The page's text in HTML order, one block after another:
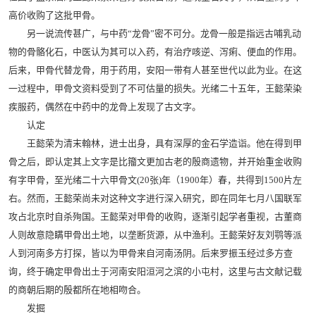
高价收购了这批甲骨。
另一说流传甚广，与中药“龙骨”密不可分。龙骨一般是指远古哺乳动
物的骨骼化石，中医认为其可以入药，有治疗咳逆、泻痢、便血的作用。
后来，甲骨代替龙骨，用于药用，安阳一带有人甚至世代以此为业。在这
一过程中，甲骨文资料受到了不可估量的损失。光绪二十五年，王懿荣染
疾服药，偶然在中药中的龙骨上发现了古文字。
认定
王懿荣为清末翰林，进士出身，具有深厚的金石学造诣。他在得到甲
骨之后，即认定其上文字是比籀文更加古老的殷商遗物，并开始重金收购
有字甲骨，至光绪二十六甲骨文(20张)年（1900年）春，共得到1500片左
右。然而，王懿荣尚未对这种文字进行深入研究，即在同年七月八国联军
攻占北京时自杀殉国。王懿荣对甲骨的收购，逐渐引起学者重视，古董商
人则故意隐瞒甲骨出土地，以垄断货源，从中渔利。王懿荣好友刘鹗等派
人到河南多方打探，皆以为甲骨来自河南汤阴。后来罗振玉经过多方查
询，终于确定甲骨出土于河南安阳洹河之滨的小屯村，这里与古文献记载
的商朝后期的殷都所在地相吻合。
发掘